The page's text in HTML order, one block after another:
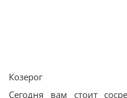
Козерог
Сегодня вам стоит